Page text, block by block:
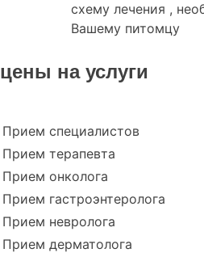
схему лечения ,
Вашему питомцу
цены на услуги
Прием специалистов
Прием терапевта
Прием онколога
Прием гастроэнтеролога
Прием невролога
Прием дерматолога